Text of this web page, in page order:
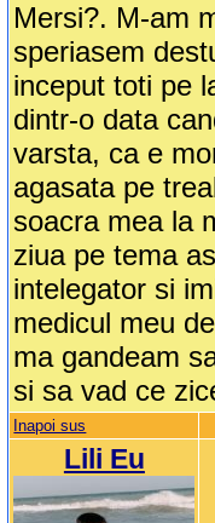
Mersi?. M-am
speriasem
inceput toti pe
dintr-o data
varsta, ca e
agasata pe
soacra mea la
ziua pe tema
intelegator si
medicul meu
ma gandeam
si sa vad ce
Inapoi sus
Lili Eu